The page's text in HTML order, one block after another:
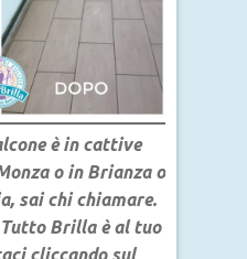
è in cattive
o in Brianza o
sai chi chiamare.
Tutto Brilla è al tuo
cliccando sul